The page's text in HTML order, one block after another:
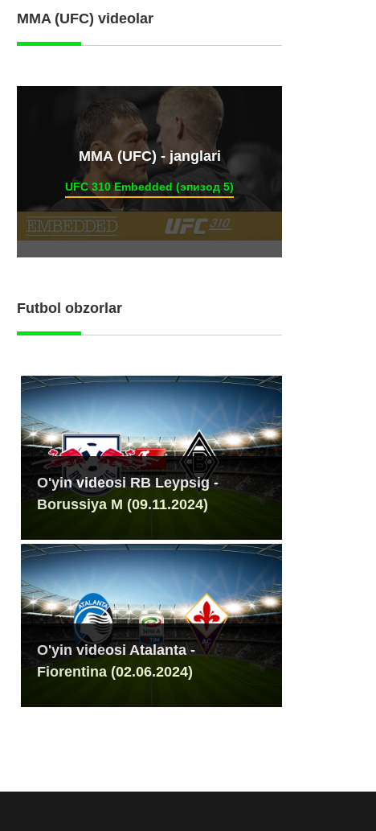
MMA (UFC) videolar
ММА (UFC) - janglari
UFC 310 Embedded (эпизод 5)
Futbol obzorlar
O'yin videosi RB Leypsig -
Borussiya M (09.11.2024)
O'yin videosi Atalanta -
Fiorentina (02.06.2024)